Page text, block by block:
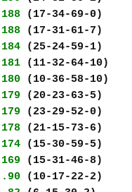
188 (17-34-69-0)
188 (17-31-61-7)
184 (25-24-59-1)
181 (11-32-64-10)
180 (10-36-58-10)
179 (20-23-63-5)
179 (23-29-52-0)
178 (21-15-73-6)
174 (15-30-59-5)
169 (15-31-46-8)
.90 (10-17-22-2)